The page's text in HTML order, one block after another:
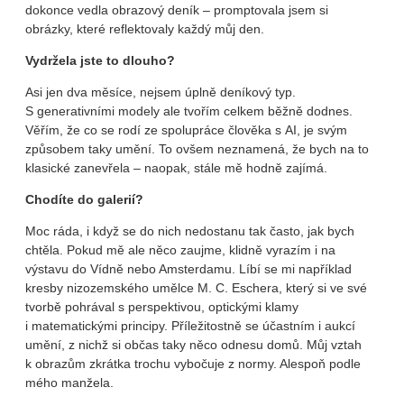
dokonce vedla obrazový deník – promptovala jsem si
obrázky, které reflektovaly každý můj den.
Vydržela jste to dlouho?
Asi jen dva měsíce, nejsem úplně deníkový typ.
S generativními modely ale tvořím celkem běžně dodnes.
Věřím, že co se rodí ze spolupráce člověka s AI, je svým
způsobem taky umění. To ovšem neznamená, že bych na to
klasické zanevřela – naopak, stále mě hodně zajímá.
Chodíte do galerií?
Moc ráda, i když se do nich nedostanu tak často, jak bych
chtěla. Pokud mě ale něco zaujme, klidně vyrazím i na
výstavu do Vídně nebo Amsterdamu. Líbí se mi například
kresby nizozemského umělce M. C. Eschera, který si ve své
tvorbě pohrával s perspektivou, optickými klamy
i matematickými principy. Příležitostně se účastním i aukcí
umění, z nichž si občas taky něco odnesu domů. Můj vztah
k obrazům zkrátka trochu vybočuje z normy. Alespoň podle
mého manžela.